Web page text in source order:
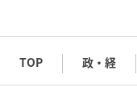
TOP 政・経